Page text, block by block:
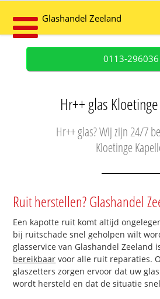
Glashandel Zeeland
0113-296036
Hr++ glas
Hr++ glas? Wij zijn 24/7
Kloetinge
Ruit herstellen? Glashandel
Een kapotte ruit komt altijd
bij ruitschade snel geholpen wilt
glasservice van Glashandel Zeeland
bereikbaar voor alle ruit reparaties.
glaszetters zorgen ervoor dat uw
wordt hersteld en dat de situatie